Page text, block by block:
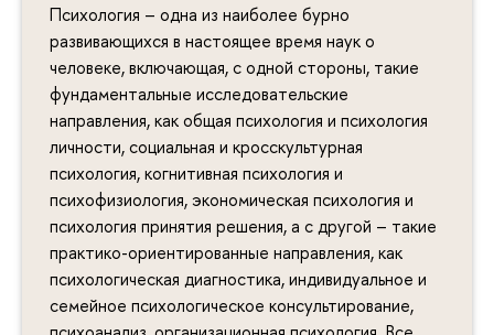
Психология – одна из наиболее бурно
развивающихся в настоящее время наук о
человеке, включающая, с одной стороны, такие
фундаментальные исследовательские
направления, как общая психология и психология
личности, социальная и кросскультурная
психология, когнитивная психология и
психофизиология, экономическая психология и
психология принятия решения, а с другой – такие
практико-ориентированные направления, как
психологическая диагностика, индивидуальное и
семейное психологическое консультирование,